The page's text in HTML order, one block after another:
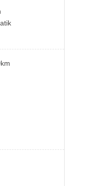
100km